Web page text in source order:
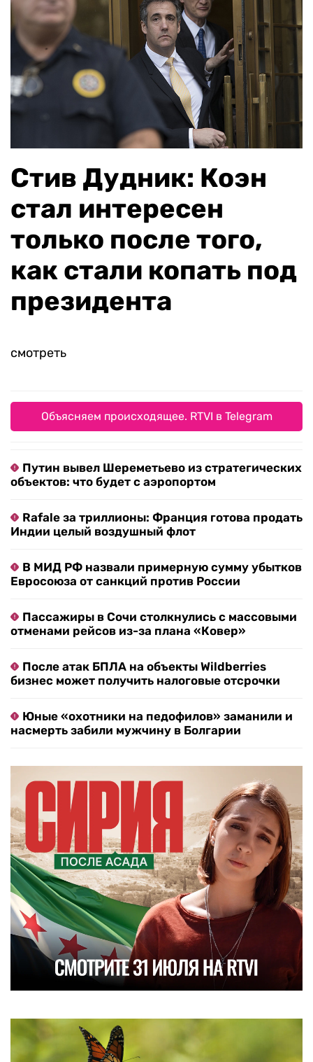
Стив Дудник: Коэн
стал интересен
только после того,
как стали копать под
президента
смотреть
Объясняем происходящее. RTVI в Telegram
Путин вывел Шереметьево из стратегических
объектов: что будет с аэропортом
Rafale за триллионы: Франция готова продать
Индии целый воздушный флот
В МИД РФ назвали примерную сумму убытков
Евросоюза от санкций против России
Пассажиры в Сочи столкнулись с массовыми
отменами рейсов из-за плана «Ковер»
После атак БПЛА на объекты Wildberries
бизнес может получить налоговые отсрочки
Юные «охотники на педофилов» заманили и
насмерть забили мужчину в Болгарии